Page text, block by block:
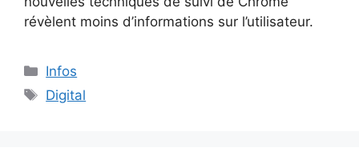
révèlent moins d’informations sur l’utilisateur.
Catégories
Infos
Étiquettes
Digital